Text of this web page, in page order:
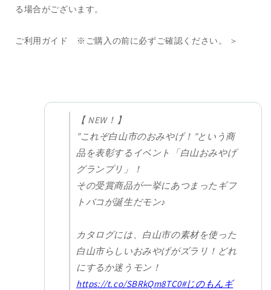
る場合がございます。
ご利用ガイド ※ご購入の前に必ずご確認ください。 ＞
【 NEW！】
”これぞ白山市のおみやげ！”という商
品を表彰するイベント「白山おみやげ
グランプリ」！
その受賞商品が一挙にあつまったギフ
トバコが誕生だモン♪
カタログには、白山市の素材を使った
白山市らしいおみやげがズラリ！どれ
にするか迷うモン！
https://t.co/SBRkQm8TC0#じのもんギ